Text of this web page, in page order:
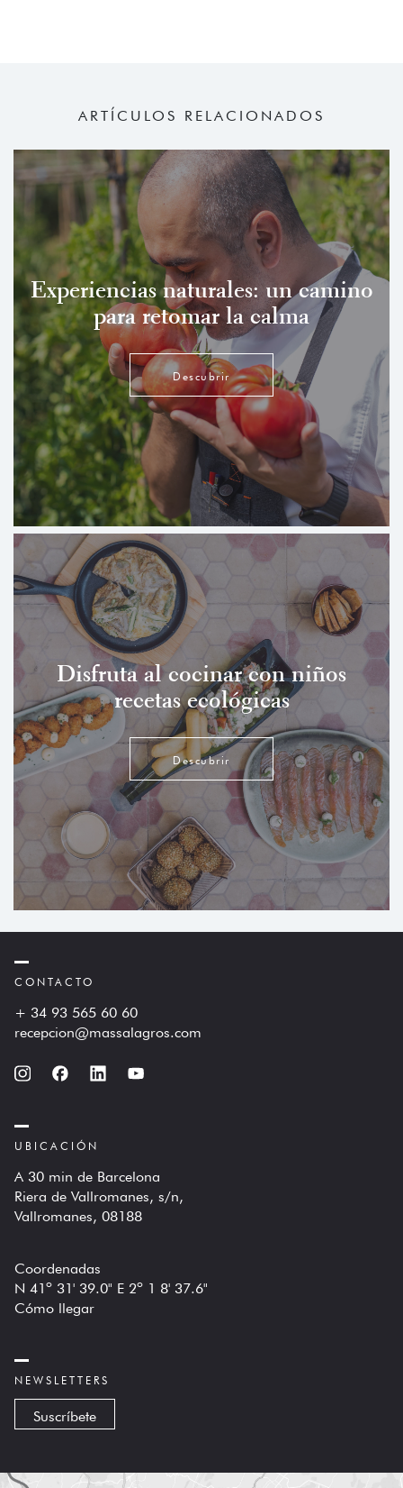
ARTÍCULOS RELACIONADOS
Experiencias naturales: un camino
para retomar la calma
Descubrir
Disfruta al cocinar con niños
recetas ecológicas
Descubrir
CONTACTO
+ 34 93 565 60 60
recepcion@massalagros.com
UBICACIÓN
A 30 min de Barcelona
Riera de Vallromanes, s/n,
Vallromanes, 08188
Coordenadas
N 41º 31' 39.0" E 2º 1 8' 37.6"
Cómo llegar
NEWSLETTERS
Suscríbete